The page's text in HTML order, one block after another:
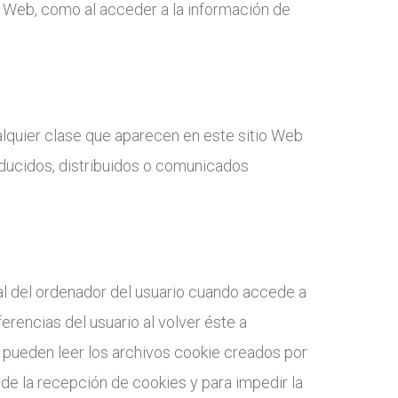
como al acceder a la información de
clase que aparecen en este sitio Web
distribuidos o comunicados
ordenador del usuario cuando accede a
del usuario al volver éste a
leer los archivos cookie creados por
la recepción de cookies y para impedir la